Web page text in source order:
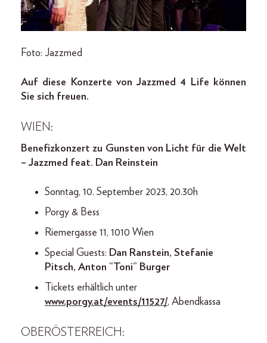
Foto: Jazzmed
Auf diese Konzerte von Jazzmed 4 Life können
Sie sich freuen.
WIEN:
Benefizkonzert zu Gunsten von Licht für die Welt
– Jazzmed feat. Dan Reinstein
Sonntag, 10. September 2023, 20.30h
Porgy & Bess
Riemergasse 11, 1010 Wien
Special Guests: Dan Ranstein, Stefanie
Pitsch, Anton “Toni” Burger
Tickets erhältlich unter
www.porgy.at/events/11527/, Abendkassa
OBERÖSTERREICH: